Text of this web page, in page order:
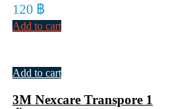
120 ฿
Add to cart
Add to cart
3M Nexcare Transpore 1